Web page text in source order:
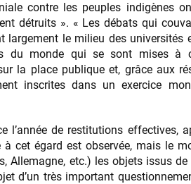
contre les peuples indigènes
détruits ». « Les débats qui
largement le milieu des universités
du monde qui se sont mises à
la place publique et, grâce aux
inscrites dans un exercice
l’année de restitutions effectives,
cet égard est observée, mais le
Allemagne, etc.) les objets issus
d’un très important